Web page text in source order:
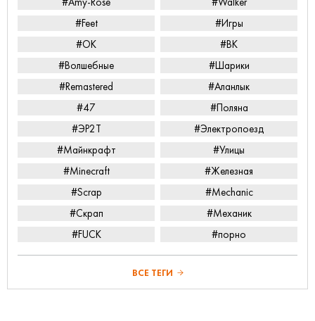
#Feet
#Игры
#ОК
#ВК
#Волшебные
#Шарики
#Remastered
#Аланлык
#47
#Поляна
#ЭР2Т
#Электропоезд
#Майнкрафт
#Улицы
#Minecraft
#Железная
#Scrap
#Mechanic
#Скрап
#Механик
#FUCK
#порно
ВСЕ ТЕГИ